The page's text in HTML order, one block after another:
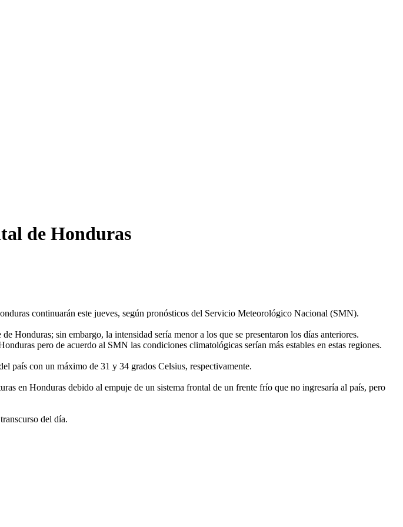
de Honduras
continuarán este jueves, según pronósticos del Servicio Meteorológico Nacional (SMN).
Honduras; sin embargo, la intensidad sería menor a los que se presentaron los días anteriores.
pero de acuerdo al SMN las condiciones climatológicas serían más estables en estas regiones.
país con un máximo de 31 y 34 grados Celsius, respectivamente.
en Honduras debido al empuje de un sistema frontal de un frente frío que no ingresaría al país, pero
del día.